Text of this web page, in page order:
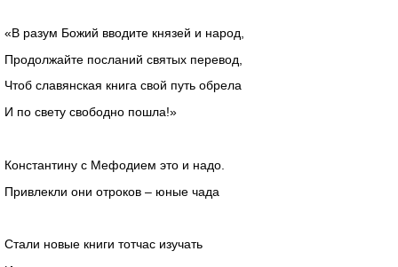
«В разум Божий вводите князей и народ,
Продолжайте посланий святых перевод,
Чтоб славянская книга свой путь обрела
И по свету свободно пошла!»
Константину с Мефодием это и надо.
Привлекли они отроков – юные чада
Стали новые книги тотчас изучать